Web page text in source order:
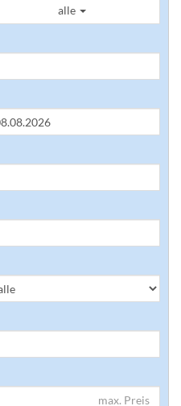
alle